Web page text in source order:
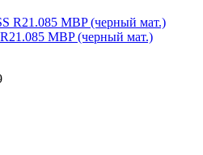
MBP (черный мат.)